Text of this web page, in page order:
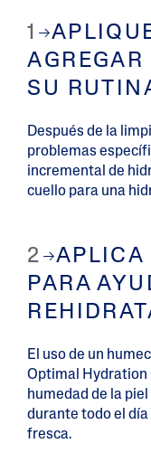
1
SU
Después de la
problemas
incremental de
cuello para una
2
APLICA
PARA
El uso de un
Optimal Hydration
humedad de la
durante todo el día
fresca.